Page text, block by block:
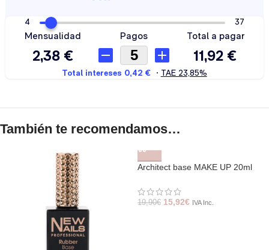
También te recomendamos…
Architect base MAKE UP 20ml
19,90€ 15,92€ IVA Inc.